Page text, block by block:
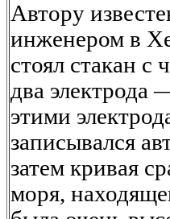
Автору
инженером в
стоял стакан
два
этими
записывался
затем кривая
моря,